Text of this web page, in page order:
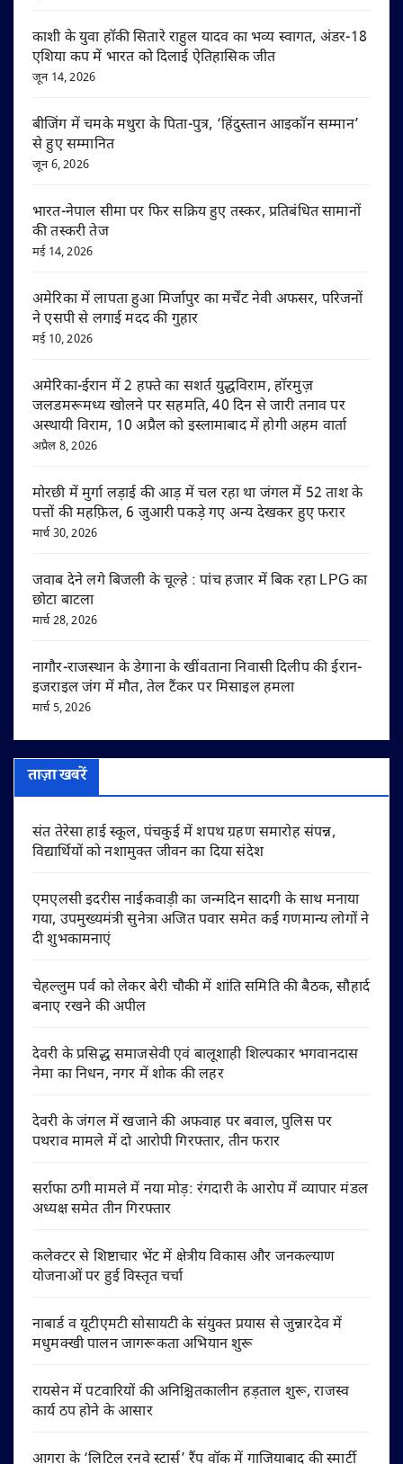
काशी के युवा हॉकी सितारे राहुल यादव का भव्य स्वागत, अंडर-18
एशिया कप में भारत को दिलाई ऐतिहासिक जीत
जून 14, 2026
बीजिंग में चमके मथुरा के पिता-पुत्र, ‘हिंदुस्तान आइकॉन सम्मान’
से हुए सम्मानित
जून 6, 2026
भारत-नेपाल सीमा पर फिर सक्रिय हुए तस्कर, प्रतिबंधित सामानों
की तस्करी तेज
मई 14, 2026
अमेरिका में लापता हुआ मिर्जापुर का मर्चेंट नेवी अफसर, परिजनों
ने एसपी से लगाई मदद की गुहार
मई 10, 2026
अमेरिका-ईरान में 2 हफ्ते का सशर्त युद्धविराम, हॉरमुज़
जलडमरूमध्य खोलने पर सहमति, 40 दिन से जारी तनाव पर
अस्थायी विराम, 10 अप्रैल को इस्लामाबाद में होगी अहम वार्ता
अप्रैल 8, 2026
मोरछी में मुर्गा लड़ाई की आड़ में चल रहा था जंगल में 52 ताश के
पत्तों की महफ़िल, 6 जुआरी पकड़े गए अन्य देखकर हुए फरार
मार्च 30, 2026
जवाब देने लगे बिजली के चूल्हे : पांच हजार में बिक रहा LPG का
छोटा बाटला
मार्च 28, 2026
नागौर-राजस्थान के डेगाना के खींवताना निवासी दिलीप की ईरान-
इजराइल जंग में मौत, तेल टैंकर पर मिसाइल हमला
मार्च 5, 2026
ताज़ा खबरें
संत तेरेसा हाई स्कूल, पंचकुई में शपथ ग्रहण समारोह संपन्न,
विद्यार्थियों को नशामुक्त जीवन का दिया संदेश
एमएलसी इदरीस नाईकवाड़ी का जन्मदिन सादगी के साथ मनाया
गया, उपमुख्यमंत्री सुनेत्रा अजित पवार समेत कई गणमान्य लोगों ने
दी शुभकामनाएं
चेहल्लुम पर्व को लेकर बेरी चौकी में शांति समिति की बैठक, सौहार्द
बनाए रखने की अपील
देवरी के प्रसिद्ध समाजसेवी एवं बालूशाही शिल्पकार भगवानदास
नेमा का निधन, नगर में शोक की लहर
देवरी के जंगल में खजाने की अफवाह पर बवाल, पुलिस पर
पथराव मामले में दो आरोपी गिरफ्तार, तीन फरार
सर्राफा ठगी मामले में नया मोड़: रंगदारी के आरोप में व्यापार मंडल
अध्यक्ष समेत तीन गिरफ्तार
कलेक्टर से शिष्टाचार भेंट में क्षेत्रीय विकास और जनकल्याण
योजनाओं पर हुई विस्तृत चर्चा
नाबार्ड व यूटीएमटी सोसायटी के संयुक्त प्रयास से जुन्नारदेव में
मधुमक्खी पालन जागरूकता अभियान शुरू
रायसेन में पटवारियों की अनिश्चितकालीन हड़ताल शुरू, राजस्व
कार्य ठप होने के आसार
आगरा के ‘लिटिल रनवे स्टार्स’ रैंप वॉक में गाजियाबाद की स्मार्टी